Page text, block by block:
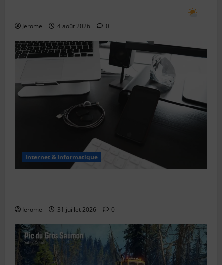
Jerome 4 août 2026 0
Internet & Informatique
Jerome 31 juillet 2026 0